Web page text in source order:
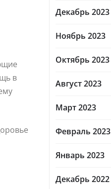
в
Декабрь 2023
Ноябрь 2023
Октябрь 2023
Август 2023
Март 2023
Февраль 2023
Январь 2023
Декабрь 2022